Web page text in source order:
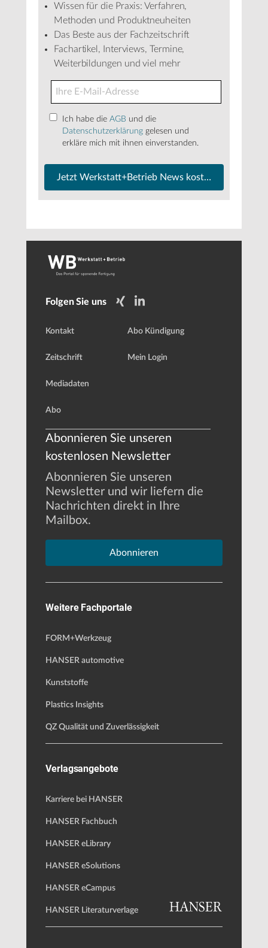
Wissen für die Praxis: Verfahren,
Methoden und Produktneuheiten
Das Beste aus der Fachzeitschrift
Fachartikel, Interviews, Termine,
Weiterbildungen und viel mehr
Ich habe die AGB und die
Datenschutzerklärung gelesen und
erkläre mich mit ihnen einverstanden.
Jetzt Werkstatt+Betrieb News kostenfrei
Folgen Sie uns
Kontakt
Zeitschrift
Mediadaten
Abo
Abo Kündigung
Mein Login
Abonnieren Sie unseren
kostenlosen Newsletter
Abonnieren Sie unseren
Newsletter und wir liefern die
Nachrichten direkt in Ihre
Mailbox.
Abonnieren
Weitere Fachportale
FORM+Werkzeug
HANSER automotive
Kunststoffe
Plastics Insights
QZ Qualität und Zuverlässigkeit
Verlagsangebote
Karriere bei HANSER
HANSER Fachbuch
HANSER eLibrary
HANSER eSolutions
HANSER eCampus
HANSER Literaturverlage